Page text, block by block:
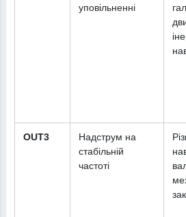
уповільненні
OUT3
Надструм на
стабільній
частоті